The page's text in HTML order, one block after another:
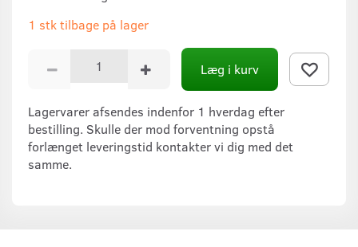
1 stk tilbage på lager
Læg i kurv
Lagervarer afsendes indenfor 1 hverdag efter
bestilling. Skulle der mod forventning opstå
forlænget leveringstid kontakter vi dig med det
samme.